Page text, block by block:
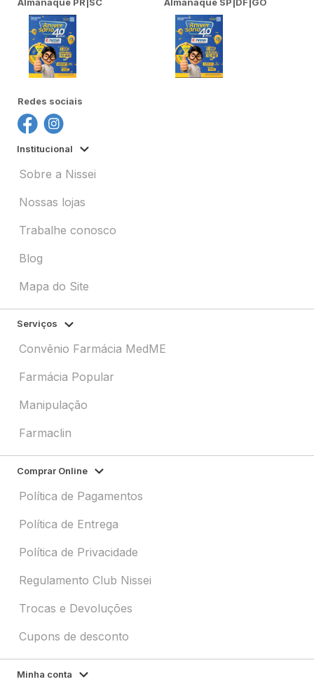
Redes sociais
Institucional
Sobre a Nissei
Nossas lojas
Trabalhe conosco
Blog
Mapa do Site
Serviços
Convênio Farmácia MedME
Farmácia Popular
Manipulação
Farmaclin
Comprar Online
Política de Pagamentos
Política de Entrega
Política de Privacidade
Regulamento Club Nissei
Trocas e Devoluções
Cupons de desconto
Minha conta